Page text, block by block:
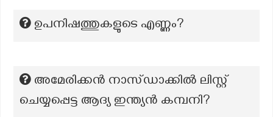
ഉപനിഷത്തുകളുടെ എണ്ണം?
അമേരിക്കൻ നാസ്ഡാക്കിൽ ലിസ്റ്റ്
ചെയ്യപ്പെട്ട ആദ്യ ഇന്ത്യൻ കമ്പനി?